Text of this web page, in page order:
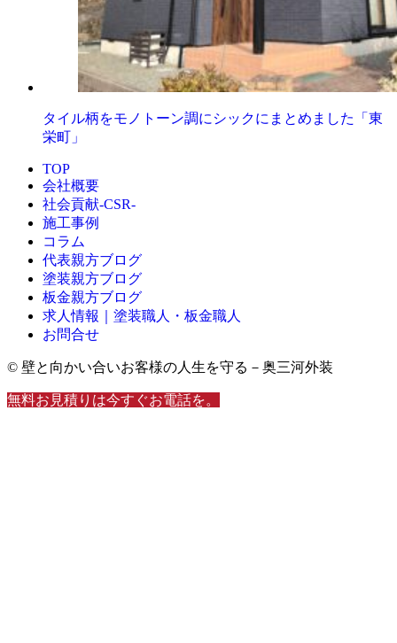
タイル柄をモノトーン調にシックにまとめました「東
栄町」
TOP
会社概要
社会貢献-CSR-
施工事例
コラム
代表親方ブログ
塗装親方ブログ
板金親方ブログ
求人情報｜塗装職人・板金職人
お問合せ
© 壁と向かい合いお客様の人生を守る－奥三河外装
無料お見積りは今すぐお電話を。